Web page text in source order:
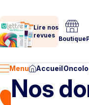
Lire nos
revues Boutique
Menu Accueil
Nos